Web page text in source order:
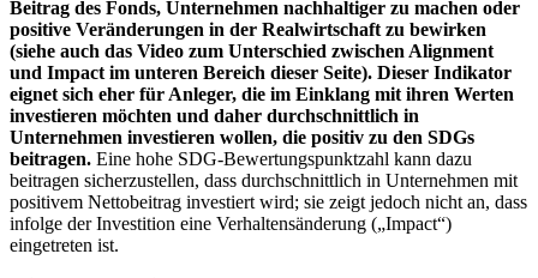
Beitrag des Fonds, Unternehmen nachhaltiger zu machen oder
positive Veränderungen in der Realwirtschaft zu bewirken
(siehe auch das Video zum Unterschied zwischen Alignment
und Impact im unteren Bereich dieser Seite). Dieser Indikator
eignet sich eher für Anleger, die im Einklang mit ihren Werten
investieren möchten und daher durchschnittlich in
Unternehmen investieren wollen, die positiv zu den SDGs
beitragen. Eine hohe SDG-Bewertungspunktzahl kann dazu
beitragen sicherzustellen, dass durchschnittlich in Unternehmen mit
positivem Nettobeitrag investiert wird; sie zeigt jedoch nicht an, dass
infolge der Investition eine Verhaltensänderung („Impact“)
eingetreten ist.